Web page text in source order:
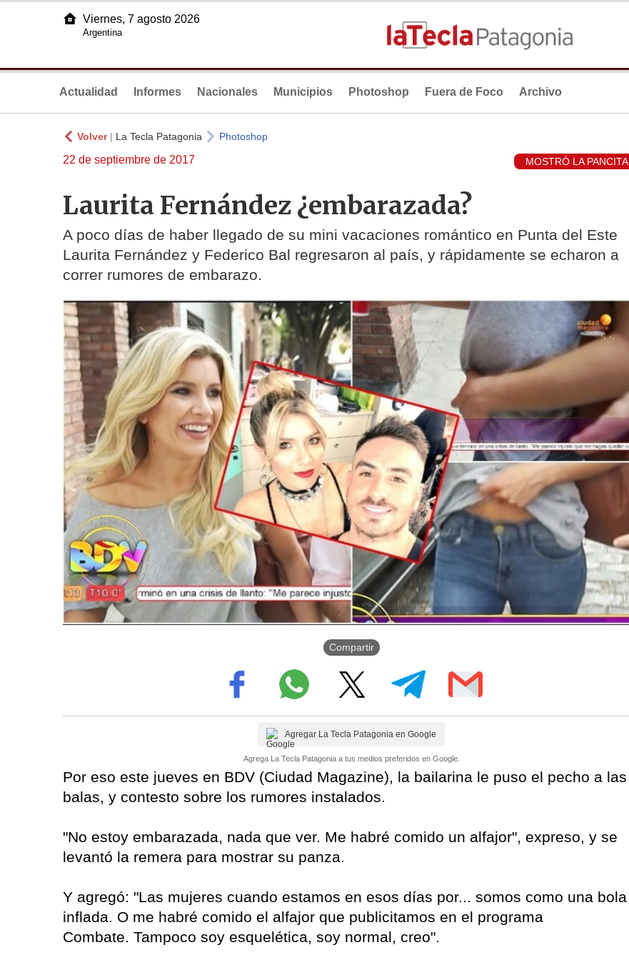
Viernes, 7 agosto 2026
Argentina
Actualidad Informes Nacionales Municipios Photoshop Fuera de Foco Archivo
Volver| La Tecla Patagonia Photoshop
22 de septiembre de 2017 MOSTRÓ LA PANCITA
Laurita Fernández ¿embarazada?
A poco días de haber llegado de su mini vacaciones romántico en Punta del Este
Laurita Fernández y Federico Bal regresaron al país, y rápidamente se echaron a
correr rumores de embarazo.
Compartir
Agregar La Tecla Patagonia en Google
Agrega La Tecla Patagonia a tus medios preferidos en Google.
Por eso este jueves en BDV (Ciudad Magazine), la bailarina le puso el pecho a las
balas, y contesto sobre los rumores instalados.
"No estoy embarazada, nada que ver. Me habré comido un alfajor", expreso, y se
levantó la remera para mostrar su panza.
Y agregó: "Las mujeres cuando estamos en esos días por... somos como una bola
inflada. O me habré comido el alfajor que publicitamos en el programa
Combate. Tampoco soy esquelética, soy normal, creo".